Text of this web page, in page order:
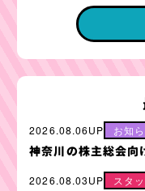
2026.08.06UP お知
神奈川の株主総会向
2026.08.03UP スタ